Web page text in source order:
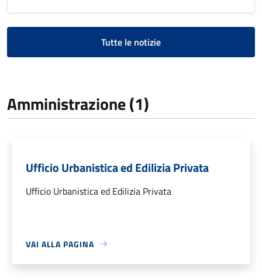
Tutte le notizie
Amministrazione (1)
Ufficio Urbanistica ed Edilizia Privata
Ufficio Urbanistica ed Edilizia Privata
VAI ALLA PAGINA